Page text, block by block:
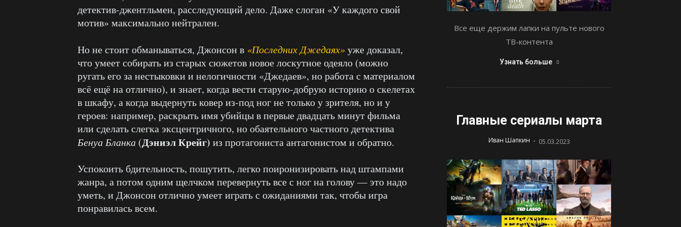
детектив-джентльмен, расследующий дело. Даже слоган «У каждого свой
мотив» максимально нейтрален.
Но не стоит обманываться, Джонсон в «Последних Джедаях»уже доказал,
что умеет собирать из старых сюжетов новое лоскутное одеяло (можно
ругать его за нестыковки и нелогичности «Джедаев», но работа с материалом
всё ещё на отлично), и знает, когда вести старую-добрую историю о скелетах
в шкафу, а когда выдернуть ковер из-под ног не только у зрителя, но и у
героев: например, раскрыть имя убийцы в первые двадцать минут фильма
или сделать слегка эксцентричного, но обаятельного частного детектива
Бенуа Бланка (Дэниэл Крейг) изпротагониста антагонистом и обратно.
Успокоить бдительность, пошутить, легко поиронизировать над штампами
жанра, а потом одним щелчком перевернуть все с ног на голову — это надо
уметь, и Джонсон отлично умеет играть с ожиданиями так, чтобы игра
понравилась всем.
Все еще держим лапки на пульте нового
ТВ-контента
Узнать больше
Главные сериалы марта
Иван Шапкин - 05.03.2023